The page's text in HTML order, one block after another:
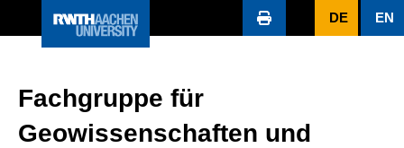
DE EN
Fachgruppe für
Geowissenschaften und